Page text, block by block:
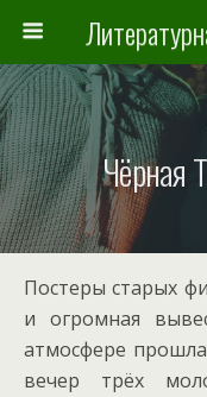
Чёрная
Постеры старых
и огромная
атмосфере
вечер трёх